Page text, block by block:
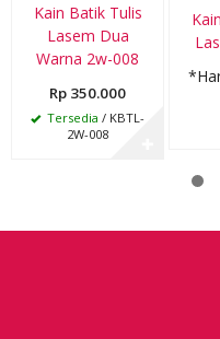
Kain Batik Tulis
Lasem Dua
Warna 2w-008
Rp 350.000
Tersedia / KBTL-
2W-008